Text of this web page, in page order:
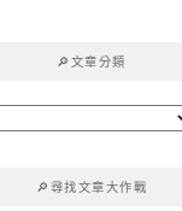
🔎文章分類
🔎尋找文章大作戰